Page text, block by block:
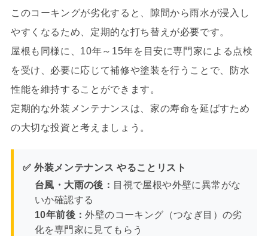
このコーキングが劣化すると、隙間から雨水が浸入し
やすくなるため、定期的な打ち替えが必要です。
屋根も同様に、10年～15年を目安に専門家による点検
を受け、必要に応じて補修や塗装を行うことで、防水
性能を維持することができます。
定期的な外装メンテナンスは、家の寿命を延ばすため
の大切な投資と考えましょう。
✅ 外装メンテナンス やることリスト
台風・大雨の後： 目視で屋根や外壁に異常がな
いか確認する
10年前後：外壁のコーキング（つなぎ目）の劣
化を専門家に見てもらう